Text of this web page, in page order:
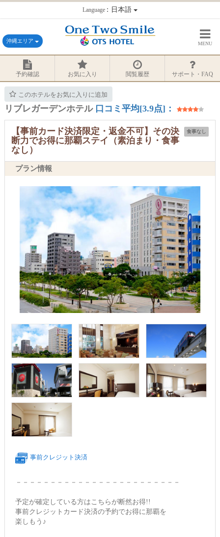
Language：日本語
沖縄エリア MENU
予約確認 お気に入り 閲覧履歴 サポート・FAQ
このホテルをお気に入りに追加
リブレガーデンホテル 口コミ平均[3.9点]：
食事なし
【事前カード決済限定・返金不可】その決
断力でお得に那覇ステイ（素泊まり・食事
なし）
プラン情報
事前クレジット決済
－－－－－－－－－－－－－－－－－－－－－－－－
予定が確定している方はこちらが断然お得!!
事前クレジットカード決済の予約でお得に那覇を
楽しもう♪